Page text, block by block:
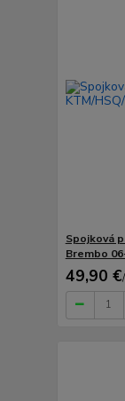
Spojková
Brembo
49,90 €/